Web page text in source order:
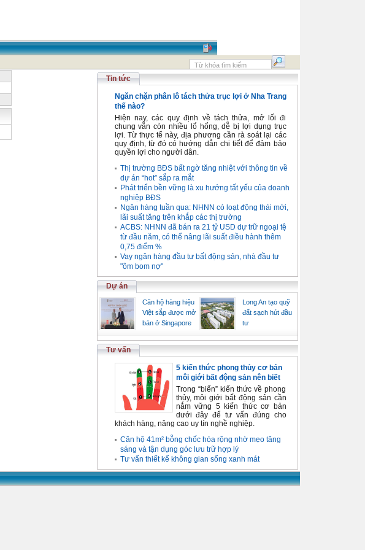
Tin tức
Ngăn chặn phân lô tách thửa trục lợi ở Nha Trang
thế nào?
Hiện nay, các quy định về tách thửa, mở lối đi
chung vẫn còn nhiều lổ hổng, dễ bị lợi dụng trục
lợi. Từ thực tế này, địa phương cần rà soát lại các
quy định, từ đó có hướng dẫn chi tiết để đảm bảo
quyền lợi cho người dân.
Thị trường BĐS bất ngờ tăng nhiệt với thông tin về
dự án “hot” sắp ra mắt
Phát triển bền vững là xu hướng tất yếu của doanh
nghiệp BĐS
Ngân hàng tuần qua: NHNN có loạt động thái mới,
lãi suất tăng trên khắp các thị trường
ACBS: NHNN đã bán ra 21 tỷ USD dự trữ ngoại tệ
từ đầu năm, có thể nâng lãi suất điều hành thêm
0,75 điểm %
Vay ngân hàng đầu tư bất động sản, nhà đầu tư
"ôm bom nợ"
Dự án
Căn hộ hàng hiệu
Việt sắp được mở
bán ở Singapore
Long An tạo quỹ
đất sạch hút đầu
tư
Tư vấn
5 kiến thức phong thủy cơ bản
môi giới bất động sản nên biết
Trong “biển” kiến thức về phong
thủy, môi giới bất động sản cần
nắm vững 5 kiến thức cơ bản
dưới đây để tư vấn đúng cho
khách hàng, nâng cao uy tín nghề nghiệp.
Căn hộ 41m² bỗng chốc hóa rộng nhờ mẹo tăng
sáng và tận dụng góc lưu trữ hợp lý
Tư vấn thiết kế không gian sống xanh mát